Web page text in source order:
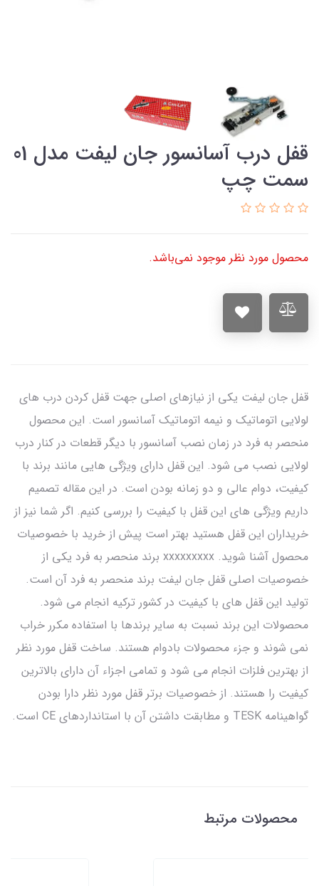
قفل درب آسانسور جان لیفت مدل 01
سمت چپ
محصول مورد نظر موجود نمی‌باشد.
قفل جان لیفت یکی از نیازهای اصلی جهت قفل کردن درب های
لولایی اتوماتیک و نیمه اتوماتیک آسانسور است. این محصول
منحصر به فرد در زمان نصب آسانسور با دیگر قطعات در کنار درب
لولایی نصب می شود. این قفل دارای ویژگی هایی مانند برند با
کیفیت، دوام عالی و دو زمانه بودن است. در این مقاله تصمیم
داریم ویژگی های این قفل با کیفیت را بررسی کنیم. اگر شما نیز از
خریداران این قفل هستید بهتر است پیش از خرید با خصوصیات
محصول آشنا شوید. xxxxxxxxx برند منحصر به فرد یکی از
خصوصیات اصلی قفل جان لیفت برند منحصر به فرد آن است.
تولید این قفل های با کیفیت در کشور ترکیه انجام می شود.
محصولات این برند نسبت به سایر برندها با استفاده مکرر خراب
نمی شوند و جزء محصولات بادوام هستند. ساخت قفل مورد نظر
از بهترین فلزات انجام می شود و تمامی اجزاء آن دارای بالاترین
کیفیت را هستند. از خصوصیات برتر قفل مورد نظر دارا بودن
گواهینامه TESK و مطابقت داشتن آن با استانداردهای CE است.
محصولات مرتبط